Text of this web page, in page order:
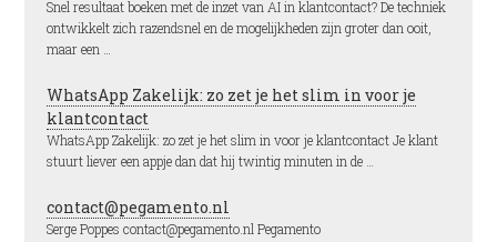
Snel resultaat boeken met de inzet van AI in klantcontact? De techniek
ontwikkelt zich razendsnel en de mogelijkheden zijn groter dan ooit,
maar een …
WhatsApp Zakelijk: zo zet je het slim in voor je
klantcontact
WhatsApp Zakelijk: zo zet je het slim in voor je klantcontact Je klant
stuurt liever een appje dan dat hij twintig minuten in de …
contact@pegamento.nl
Serge Poppes contact@pegamento.nl Pegamento